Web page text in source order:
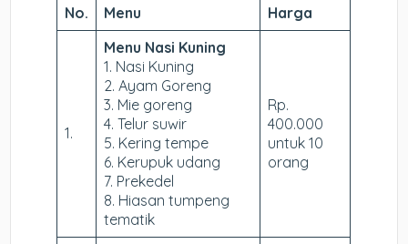
No. Menu Harga
1.
Menu Nasi Kuning
1. Nasi Kuning
2. Ayam Goreng
3. Mie goreng
4. Telur suwir
5. Kering tempe
6. Kerupuk udang
7. Prekedel
8. Hiasan tumpeng
tematik
Rp.
400.000
untuk 10
orang